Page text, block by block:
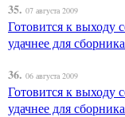
35. 07 августа 2009
Готовится к выходу
удачнее для
36. 06 августа 2009
Готовится к выходу
удачнее для